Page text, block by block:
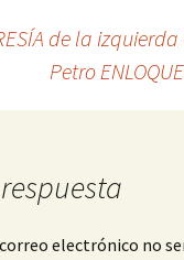
de la
Petro
electrónico no